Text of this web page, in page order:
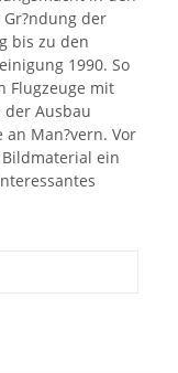
Gr?ndung der
bis zu den
1990. So
Flugzeuge mit
der Ausbau
Man?vern. Vor
ein